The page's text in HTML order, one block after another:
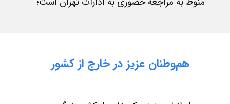
هم‌وطنان عزیز در خارج از کشور